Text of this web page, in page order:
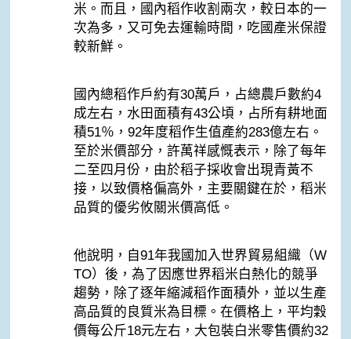
米。而且，國內稻作收割兩次，較日本的一
次為多，又可免去運輸時間，吃國產米保證
較新鮮。
國內總稻作戶約有30萬戶，占總農戶數約4
成左右，水田面積有43公頃，占所有耕地面
積51％，92年度稻作生值產約283億左右。
至於米價部分，許萬祥感慨表示，除了每年
二至四月份，由於稻子採收會出現青黃不
接，以致價格偏高外，主要關鍵在於，稻米
品質的優劣攸關米價高低。
他說明，自91年我國加入世界貿易組織（W
TO）後，為了因應世界稻米白熱化的競爭
趨勢，除了逐年縮減稻作面積外，並以生產
高品質的良質米為目標。在價格上，平均穀
價每公斤18元左右，大包裝白米零售價約32